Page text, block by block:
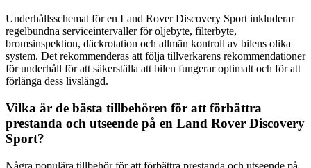
Underhållsschemat för en Land Rover Discovery Sport inkluderar
regelbundna serviceintervaller för oljebyte, filterbyte,
bromsinspektion, däckrotation och allmän kontroll av bilens olika
system. Det rekommenderas att följa tillverkarens rekommendationer
för underhåll för att säkerställa att bilen fungerar optimalt och för att
förlänga dess livslängd.
Vilka är de bästa tillbehören för att förbättra
prestanda och utseende på en Land Rover Discovery
Sport?
Några populära tillbehör för att förbättra prestanda och utseende på